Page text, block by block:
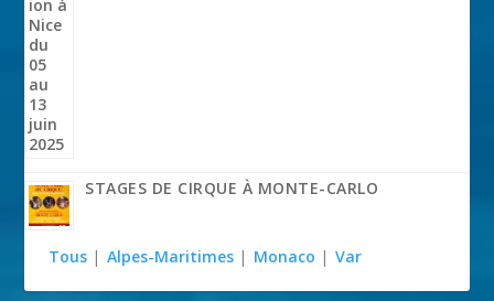
STAGES DE CIRQUE À MONTE-CARLO
Tous | Alpes-Maritimes | Monaco | Var